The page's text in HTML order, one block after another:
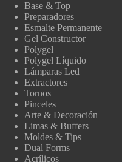
Base & Top
Preparadores
Esmalte Permanente
Gel Constructor
Polygel
Polygel Líquido
Lámparas Led
Extractores
Tornos
Pinceles
Arte & Decoración
Limas & Buffers
Moldes & Tips
Dual Forms
Acrílicos